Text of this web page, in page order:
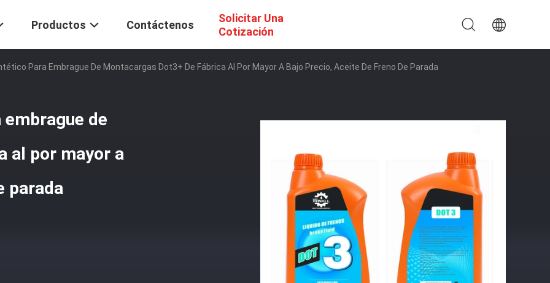
Productos Contáctenos
Solicitar Una
Cotización
Para Embrague De Montacargas Dot3+ De Fábrica Al Por Mayor A Bajo Precio, Aceite De Freno De Parada
de
al por mayor a
parada